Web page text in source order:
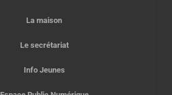
La maison
Le secrétariat
Info Jeunes